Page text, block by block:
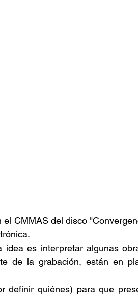
CMMAS del disco
es interpretar algunas
de la grabación, están en
definir quiénes) para que